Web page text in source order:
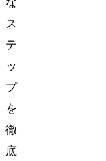
な
ス
テ
ッ
プ
を
徹
底